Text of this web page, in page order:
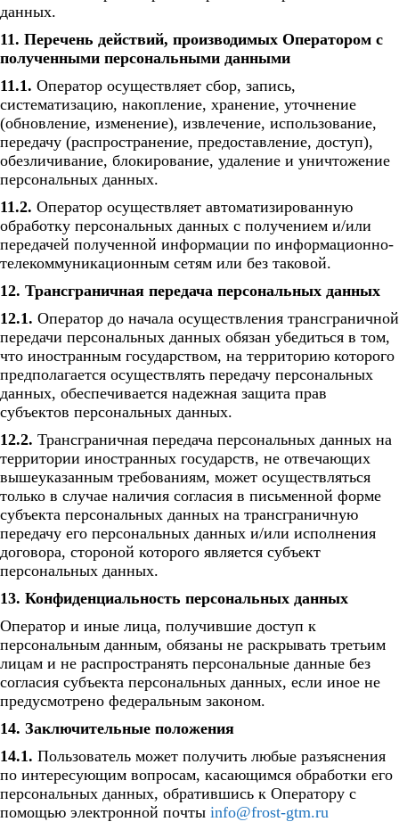
данных.
11. Перечень действий, производимых Оператором с
полученными персональными данными
11.1. Оператор осуществляет сбор, запись,
систематизацию, накопление, хранение, уточнение
(обновление, изменение), извлечение, использование,
передачу (распространение, предоставление, доступ),
обезличивание, блокирование, удаление и уничтожение
персональных данных.
11.2. Оператор осуществляет автоматизированную
обработку персональных данных с получением и/или
передачей полученной информации по информационно-
телекоммуникационным сетям или без таковой.
12. Трансграничная передача персональных данных
12.1. Оператор до начала осуществления трансграничной
передачи персональных данных обязан убедиться в том,
что иностранным государством, на территорию которого
предполагается осуществлять передачу персональных
данных, обеспечивается надежная защита прав
субъектов персональных данных.
12.2. Трансграничная передача персональных данных на
территории иностранных государств, не отвечающих
вышеуказанным требованиям, может осуществляться
только в случае наличия согласия в письменной форме
субъекта персональных данных на трансграничную
передачу его персональных данных и/или исполнения
договора, стороной которого является субъект
персональных данных.
13. Конфиденциальность персональных данных
Оператор и иные лица, получившие доступ к
персональным данным, обязаны не раскрывать третьим
лицам и не распространять персональные данные без
согласия субъекта персональных данных, если иное не
предусмотрено федеральным законом.
14. Заключительные положения
14.1. Пользователь может получить любые разъяснения
по интересующим вопросам, касающимся обработки его
персональных данных, обратившись к Оператору с
помощью электронной почты info@frost-gtm.ru